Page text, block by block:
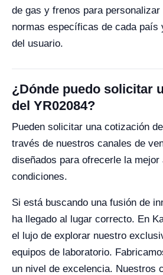
de gas y frenos para
normas específicas de cada país
del usuario.
¿Dónde puedo solicitar
del YR02084?
Pueden solicitar una cotización
través de nuestros canales de
diseñados para ofrecerle la mejor
condiciones.
Si está buscando una fusión de
ha llegado al lugar correcto. En
el lujo de explorar nuestro
equipos de laboratorio.
un nivel de excelencia. Nuestros